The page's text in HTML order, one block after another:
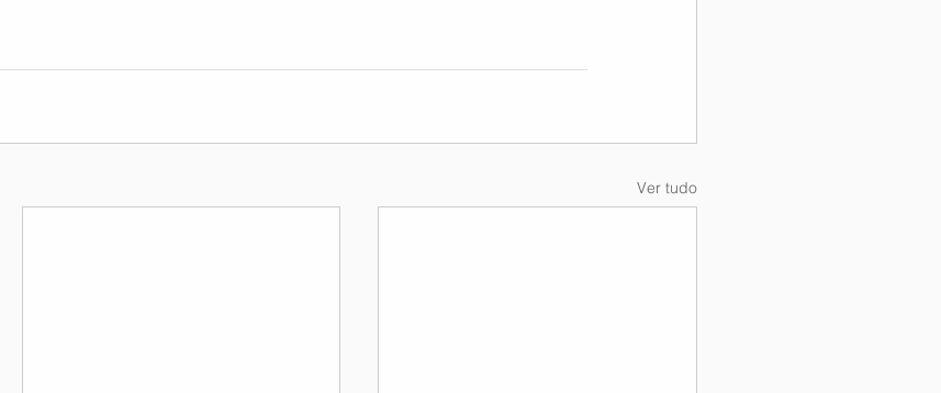
Ver tudo